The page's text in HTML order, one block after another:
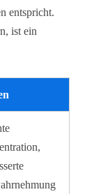
entspricht.
ist ein